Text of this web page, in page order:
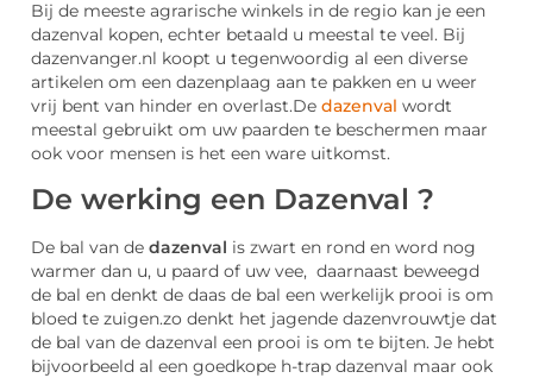
Bij de meeste agrarische winkels in de regio kan je een
dazenval kopen, echter betaald u meestal te veel. Bij
dazenvanger.nl koopt u tegenwoordig al een diverse
artikelen om een dazenplaag aan te pakken en u weer
vrij bent van hinder en overlast.De dazenval wordt
meestal gebruikt om uw paarden te beschermen maar
ook voor mensen is het een ware uitkomst.
De werking een Dazenval ?
De bal van de dazenval is zwart en rond en word nog
warmer dan u, u paard of uw vee, daarnaast beweegd
de bal en denkt de daas de bal een werkelijk prooi is om
bloed te zuigen.zo denkt het jagende dazenvrouwtje dat
de bal van de dazenval een prooi is om te bijten. Je hebt
bijvoorbeeld al een goedkope h-trap dazenval maar ook